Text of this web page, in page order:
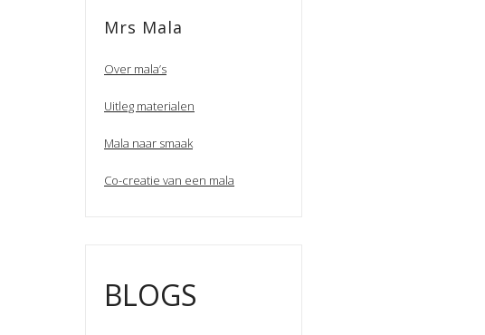
Mrs Mala
Over mala’s
Uitleg materialen
Mala naar smaak
Co-creatie van een mala
BLOGS